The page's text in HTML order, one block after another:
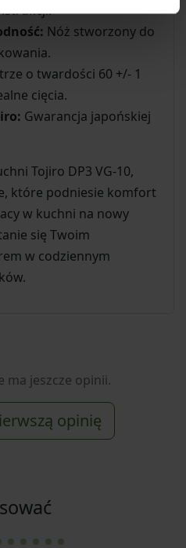
Nóż stworzony do
o twardości 60 +/- 1
cięcia.
Gwarancja japońskiej
Tojiro DP3 VG-10,
które podniesie komfort
w kuchni na nowy
się Twoim
w codziennym
ma jeszcze opinii.
opinię